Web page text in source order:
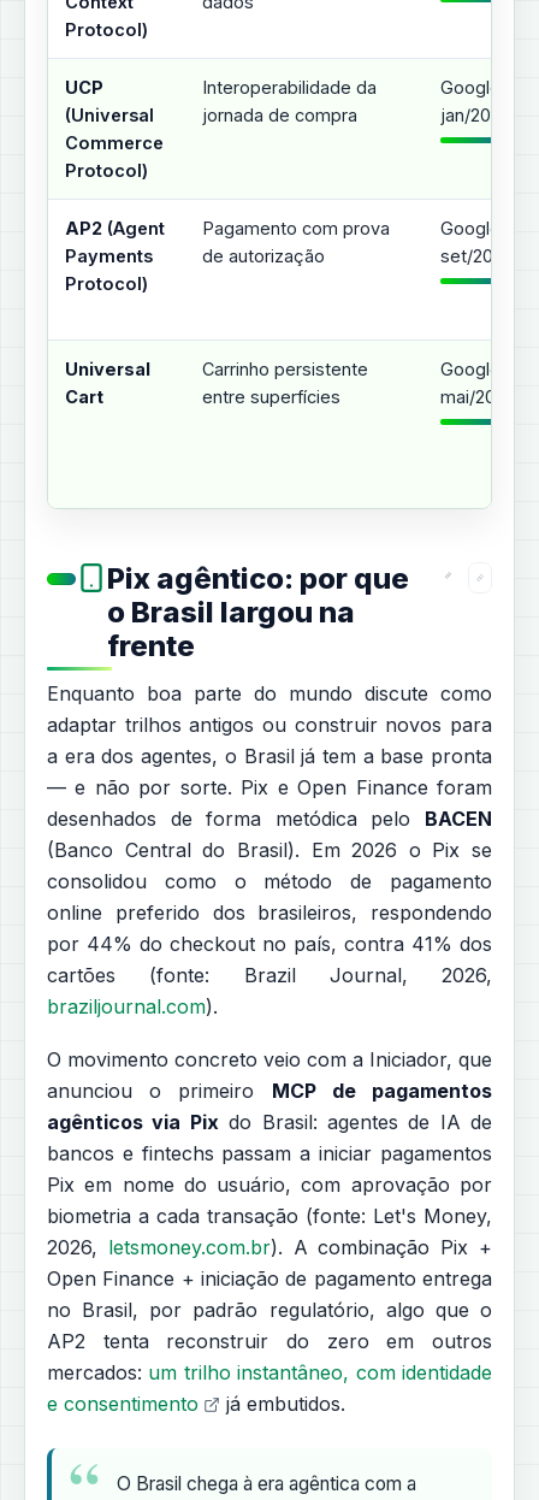
Protocol)
UCP
(Universal
Commerce
Protocol)
Interoperabilidade da
jornada de compra
Google,
jan/2026
AP2 (Agent
Payments
Protocol)
Pagamento com prova
de autorização
Google,
set/2025
Universal
Cart
Carrinho persistente
entre superfícies
Google I/O,
mai/2026
Pix agêntico: por que
o Brasil largou na
frente
Enquanto boa parte do mundo discute como
adaptar trilhos antigos ou construir novos para
a era dos agentes, o Brasil já tem a base pronta
— e não por sorte. Pix e Open Finance foram
desenhados de forma metódica pelo BACEN
(Banco Central do Brasil). Em 2026 o Pix se
consolidou como o método de pagamento
online preferido dos brasileiros, respondendo
por 44% do checkout no país, contra 41% dos
cartões (fonte: Brazil Journal, 2026,
braziljournal.com).
O movimento concreto veio com a Iniciador, que
anunciou o primeiro MCP de pagamentos
agênticos via Pixdo Brasil: agentes de IA de
bancos e fintechs passam a iniciar pagamentos
Pix em nome do usuário, com aprovação por
biometria a cada transação (fonte: Let's Money,
2026, letsmoney.com.br). A combinação Pix +
Open Finance + iniciação de pagamento entrega
no Brasil, por padrão regulatório, algo que o
AP2 tenta reconstruir do zero em outros
mercados: um trilho instantâneo, com identidade
e consentimento
já embutidos.
O Brasil chega à era agêntica com a